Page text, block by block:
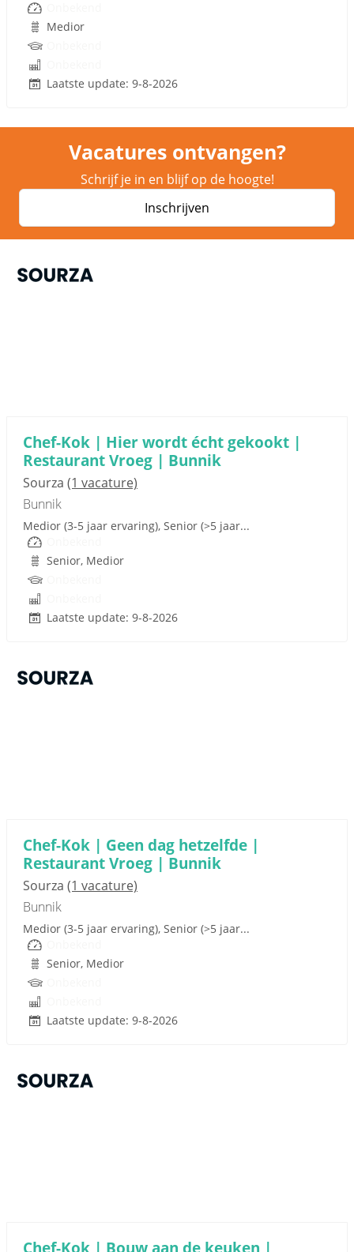
Medior
Laatste update: 9-8-2026
Vacatures ontvangen?
Schrijf je in en blijf op de hoogte!
Inschrijven
Chef-Kok | Hier wordt écht gekookt |
Restaurant Vroeg | Bunnik
Sourza (1 vacature)
Bunnik
Medior (3-5 jaar ervaring), Senior (>5 jaar...
Senior, Medior
Laatste update: 9-8-2026
Chef-Kok | Geen dag hetzelfde |
Restaurant Vroeg | Bunnik
Sourza (1 vacature)
Bunnik
Medior (3-5 jaar ervaring), Senior (>5 jaar...
Senior, Medior
Laatste update: 9-8-2026
Chef-Kok | Bouw aan de keuken |